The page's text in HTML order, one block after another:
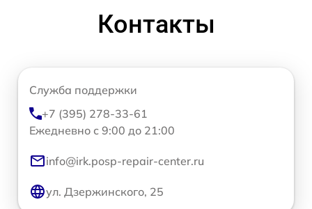
Контакты
Служба поддержки
+7 (395) 278-33-61
Ежедневно с 9:00 до 21:00
info@irk.posp-repair-center.ru
ул. Дзержинского, 25